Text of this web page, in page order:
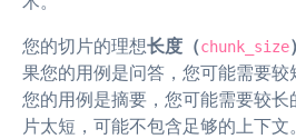
您的切片的理想长度（chunk_size）
果您的用例是问答，您可能需要
您的用例是摘要，您可能需要较
片太短，可能不包含足够的上下